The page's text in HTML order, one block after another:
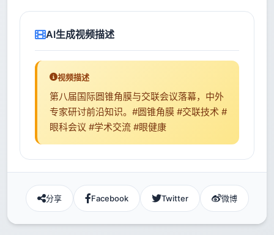
AI生成视频描述
视频描述
第八届国际圆锥角膜与交联会议落幕，中外
专家研讨前沿知识。#圆锥角膜 #交联技术 #
眼科会议 #学术交流 #眼健康
分享 Facebook Twitter 微博